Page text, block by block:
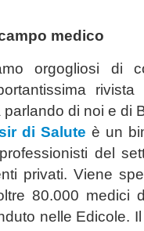
medico
orgogliosi di
parlando di noi e di
di Salute è un
del
privati. Viene
80.000 medici
nelle Edicole.